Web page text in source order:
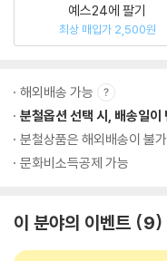
예스24에 팔기
최상 매입가 2,500원
해외배송 가능
분철옵션 선택 시, 배송일이
분철상품은 해외배송이 불
문화비소득공제 가능
이 분야의 이벤트 9